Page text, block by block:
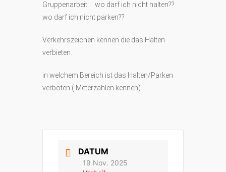
Gruppenarbeit: wo darf ich nicht halten??
wo darf ich nicht parken??
Verkehrszeichen kennen die das Halten
verbieten.
in welchem Bereich ist das Halten/Parken
verboten ( Meterzahlen kennen)
DATUM
19 Nov. 2025